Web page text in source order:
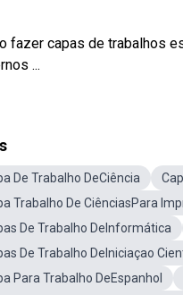
fazer capas de trabalhos
...
De Trabalho DeCiência
Trabalho De CiênciasPara
De Trabalho DeInformática
De Trabalho DeIniciaçao
Para Trabalho DeEspanhol